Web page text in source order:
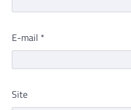
E-mail *
Site